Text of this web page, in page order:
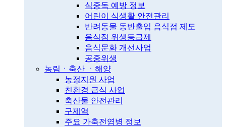
식중독 예방 정보
어린이 식생활 안전관리
반려동물 동반출입 음식점 제도
음식점 위생등급제
음식문화 개선사업
공중위생
농림ㆍ축산 ㆍ해양
농정지원 사업
친환경 급식 사업
축산물 안전관리
구제역
주요 가축전염병 정보